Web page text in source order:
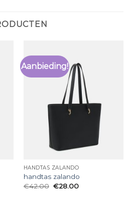
Aanbieding!
HANDTAS ZALANDO
handtas zalando
€42.00 €28.00